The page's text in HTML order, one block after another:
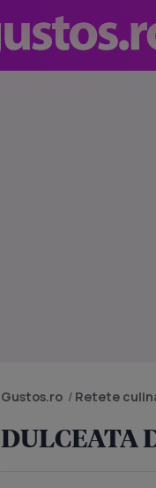
Gustos.ro / Retete
DULCEATA